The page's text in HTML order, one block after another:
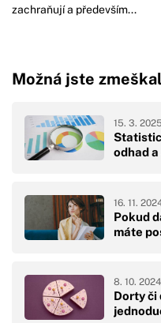
zachraňují a především...
Možná jste
odhad
15. 3. 2025
Pokud
máte
16. 11.
Dorty či
8. 10. 2024